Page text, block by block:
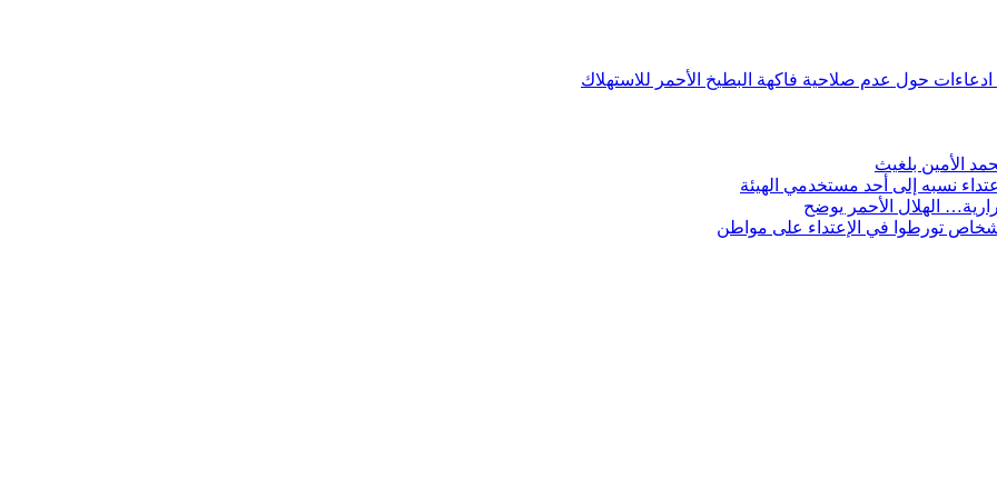
ادعاءات حول عدم صلاحية فاكهة البطيخ الأحمر للاستهلاك
الأمين بلغيث
نسبه إلى أحد مستخدمي الهيئة
الهلال الأحمر يوضح